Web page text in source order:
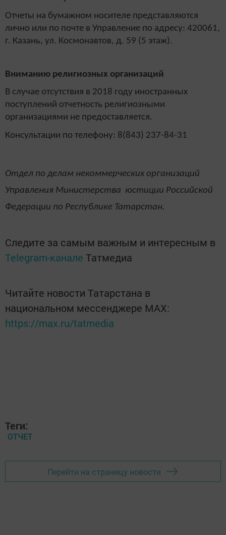
Отчеты на бумажном носителе представляются
лично или по почте в Управление по адресу: 420061,
г. Казань, ул. Космонавтов, д. 59 (5 этаж).
Вниманию религиозных организаций
В случае отсутствия в 2018 году иностранных
поступлений отчетность религиозными
организациями не предоставляется.
Консультации по телефону: 8(843) 237-84-31
Отдел по делам некоммерческих организаций
Управления Министерства юстиции Российской
Федерации по Республике Татарстан.
Следите за самым важным и интересным в
Telegram-канале Татмедиа
Читайте новости Татарстана в
национальном мессенджере MАХ:
https://max.ru/tatmedia
Теги:
ОТЧЕТ
Перейти на страницу новости